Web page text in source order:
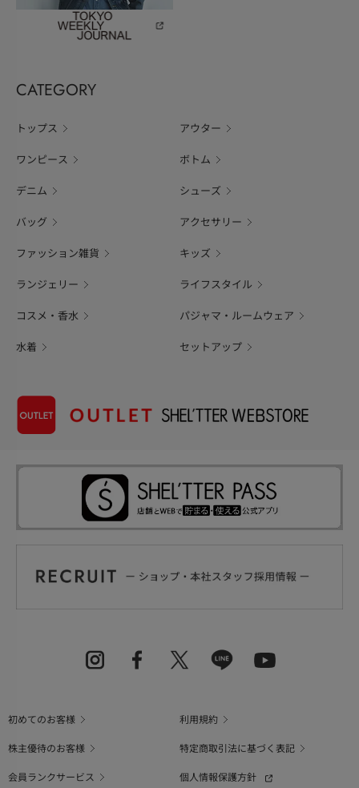
CATEGORY
トップス アウター
ワンピース ボトム
デニム シューズ
バッグ アクセサリー
ファッション雑貨 キッズ
ランジェリー ライフスタイル
コスメ・香水 パジャマ・ルームウェア
水着 セットアップ
初めてのお客様
利用規約
株主優待のお客様
特定商取引法に基づく表記
会員ランクサービス
個人情報保護方針